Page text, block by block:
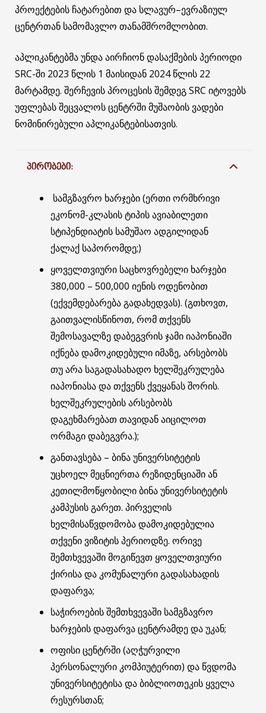
პროექტების ჩატარებით და სლავურ–ევრაზიულ
ცენტრთან სამომავლო თანამშრომლობით.
აპლიკანტებმა უნდა აირჩიონ დასაქმების პერიოდი
SRC-ში 2023 წლის 1 მაისიდან 2024 წლის 22
მარტამდე. შერჩევის პროცესის შემდეგ SRC იტოვებს
უფლებას შეცვალოს ცენტრში მუშაობის ვადები
ნომინირებული აპლიკანტებისათვის.
ᲞᲘᲠᲝᲑᲔᲑᲘ:
სამგზავრო ხარჯები (ერთი ორმხრივი
ეკონომ-კლასის ტიპის ავიაბილეთი
სტიპენდიატის სამუშაო ადგილიდან
ქალაქ საპორომდე;)
ყოველთვიური საცხოვრებელი ხარჯები
380,000 – 500,000 იენის ოდენობით
(ექვემდებარება გადახედვას). (გთხოვთ,
გაითვალისწინოთ, რომ თქვენს
შემოსავალზე დაბეგვრის ჯამი იაპონიაში
იქნება დამოკიდებული იმაზე, არსებობს
თუ არა საგადასახადო ხელშეკრულება
იაპონიასა და თქვენს ქვეყანას შორის.
ხელშეკრულების არსებობს
დაგეხმარებათ თავიდან აიცილოთ
ორმაგი დაბეგვრა.);
განთავსება – ბინა უნივერსიტეტის
უცხოელ მეცნიერთა რეზიდენციაში ან
კეთილმოწყობილი ბინა უნივერსიტეტის
კამპუსის გარეთ. პირველის
ხელმისაწვდომობა დამოკიდებულია
თქვენი ვიზიტის პერიოდზე. ორივე
შემთხვევაში მოგიწევთ ყოველთვიური
ქირისა და კომუნალური გადასახადის
დაფარვა;
საჭიროების შემთხვევაში სამგზავრო
ხარჯების დაფარვა ცენტრამდე და უკან;
ოფისი ცენტრში (აღჭურვილი
პერსონალური კომპიუტერით) და წვდომა
უნივერსიტეტისა და ბიბლიოთეკის ყველა
რესურსთან;